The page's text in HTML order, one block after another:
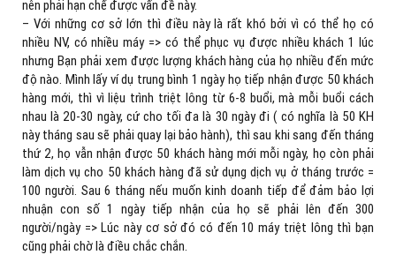
nên phải hạn chế được vấn đề này.
– Với những cơ sở lớn thì điều này là rất khó bởi vì có thể họ có
nhiều NV, có nhiều máy => có thể phục vụ được nhiều khách 1 lúc
nhưng Bạn phải xem được lượng khách hàng của họ nhiều đến mức
độ nào. Mình lấy ví dụ trung bình 1 ngày họ tiếp nhận được 50 khách
hàng mới, thì vì liệu trình triệt lông từ 6-8 buổi, mà mỗi buổi cách
nhau là 20-30 ngày, cứ cho tối đa là 30 ngày đi ( có nghĩa là 50 KH
này tháng sau sẽ phải quay lại bảo hành), thì sau khi sang đến tháng
thứ 2, họ vẫn nhận được 50 khách hàng mới mỗi ngày, họ còn phải
làm dịch vụ cho 50 khách hàng đã sử dụng dịch vụ ở tháng trước =
100 người. Sau 6 tháng nếu muốn kinh doanh tiếp để đảm bảo lợi
nhuận con số 1 ngày tiếp nhận của họ sẽ phải lên đến 300
người/ngày => Lúc này cơ sở đó có đến 10 máy triệt lông thì bạn
cũng phải chờ là điều chắc chắn.